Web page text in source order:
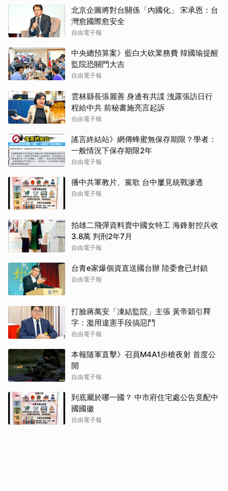
北京企圖將對台關係「內國化」 宋承恩：台
灣愈國際愈安全
自由電子報
中央總預算案》藍白大砍業務費 韓國瑜提醒
監院恐關門大吉
自由電子報
雲林縣長張麗善 身邊有共諜 洩露張訪日行
程給中共 前秘書施亮言起訴
自由電子報
謠言終結站》網傳蜂蜜無保存期限？學者：
一般情況下保存期限2年
自由電子報
播中共軍教片、黨歌 台中屢見統戰滲透
自由電子報
拍雄二飛彈資料賣中國女特工 海鋒射控兵收
3.8萬 判刑2年7月
自由電子報
台青e家爆個資直送國台辦 陸委會已封鎖
自由電子報
打臉蔣萬安「凍結監院」主張 黃帝穎引釋
字：濫用違憲手段搞惡鬥
自由電子報
本報隨軍直擊》召員M4A1步槍夜射 首度公
開
自由電子報
到底屬於哪一國？ 中市府住宅處公告竟配中
國國徽
自由電子報